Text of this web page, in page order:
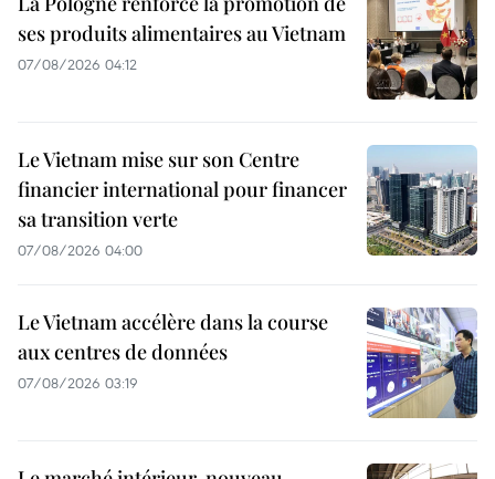
ses produits alimentaires au Vietnam
07/08/2026 04:12
Le Vietnam mise sur son Centre
financier international pour financer
sa transition verte
07/08/2026 04:00
Le Vietnam accélère dans la course
aux centres de données
07/08/2026 03:19